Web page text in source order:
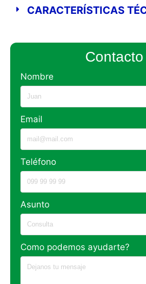
CARACTERÍSTICAS
Contacto
Nombre
Email
Teléfono
Asunto
Como podemos ayudarte?